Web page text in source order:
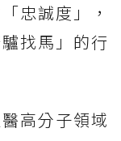
忠誠度」，
找馬」的行
高分子領域